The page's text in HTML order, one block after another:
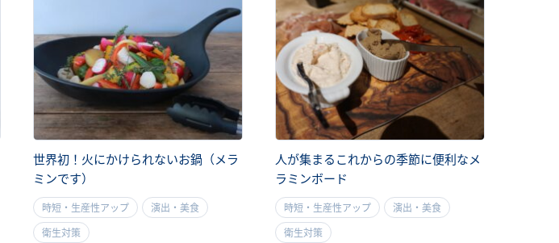
世界初！火にかけられないお鍋（メラ
ミンです）
時短・生産性アップ 演出・美食
衛生対策
人が集まるこれからの季節に便利なメ
ラミンボード
時短・生産性アップ 演出・美食
衛生対策